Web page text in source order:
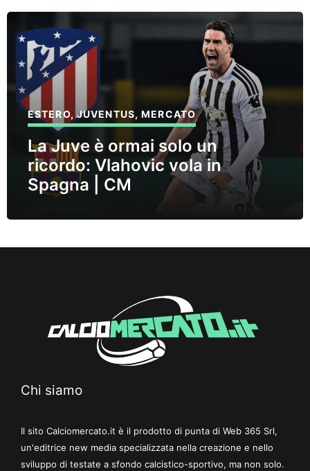
ESTERO, JUVENTUS,MERCATO
La Juve è ormai solo un
ricordo: Vlahovic vola in
Spagna | CM
Chi siamo
Il sito Calciomercato.it è il prodotto di punta di Web 365 Srl,
un'editrice new media specializzata nella creazione e nello
sviluppo di testate a sfondo calcistico-sportivo, ma non solo.